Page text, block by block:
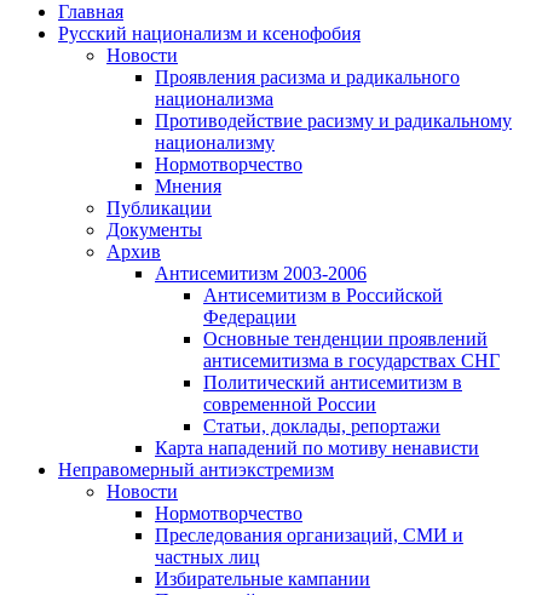
Главная
Русский национализм и ксенофобия
Новости
Проявления расизма и радикального
национализма
Противодействие расизму и радикальному
национализму
Нормотворчество
Мнения
Публикации
Документы
Архив
Антисемитизм 2003-2006
Антисемитизм в Российской
Федерации
Основные тенденции проявлений
антисемитизма в государствах СНГ
Политический антисемитизм в
современной России
Статьи, доклады, репортажи
Карта нападений по мотиву ненависти
Неправомерный антиэкстремизм
Новости
Нормотворчество
Преследования организаций, СМИ и
частных лиц
Избирательные кампании